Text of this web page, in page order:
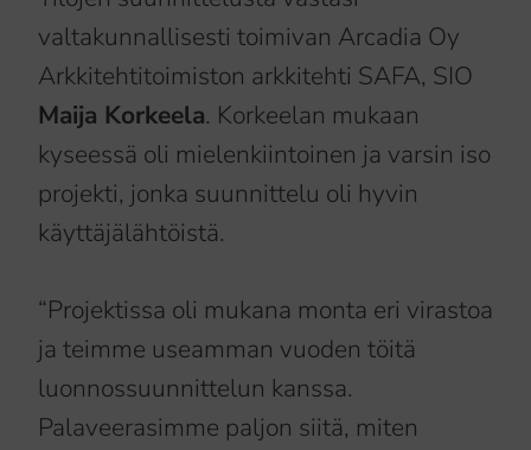
valtakunnallisesti toimivan Arcadia Oy
Arkkitehtitoimiston arkkitehti SAFA, SIO
Maija Korkeela. Korkeelan mukaan
kyseessä oli mielenkiintoinen ja varsin iso
projekti, jonka suunnittelu oli hyvin
käyttäjälähtöistä.
“Projektissa oli mukana monta eri virastoa
ja teimme useamman vuoden töitä
luonnossuunnittelun kanssa.
Palaveerasimme paljon siitä, miten